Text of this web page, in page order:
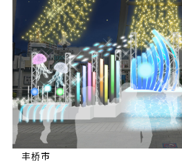
丰桥市